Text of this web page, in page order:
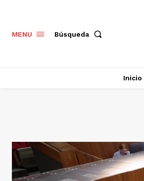
MENU Búsqueda
Inicio